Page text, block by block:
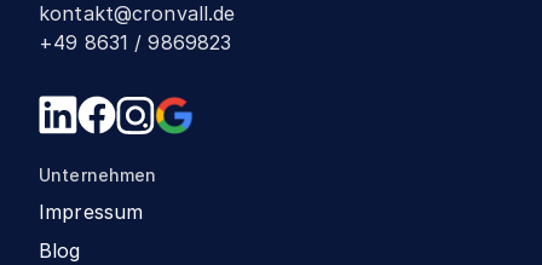
kontakt@cronvall.de
+49 8631 / 9869823
Unternehmen
Impressum
Blog